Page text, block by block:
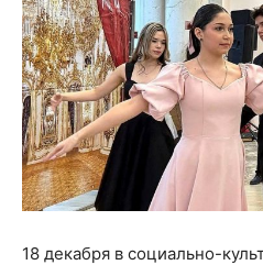
18 декабря в социально-